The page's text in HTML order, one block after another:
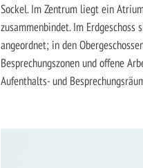
Sockel. Im Zentrum liegt ein
zusammenbindet. Im
angeordnet; in den
Besprechungszonen und offene
Aufenthalts- und